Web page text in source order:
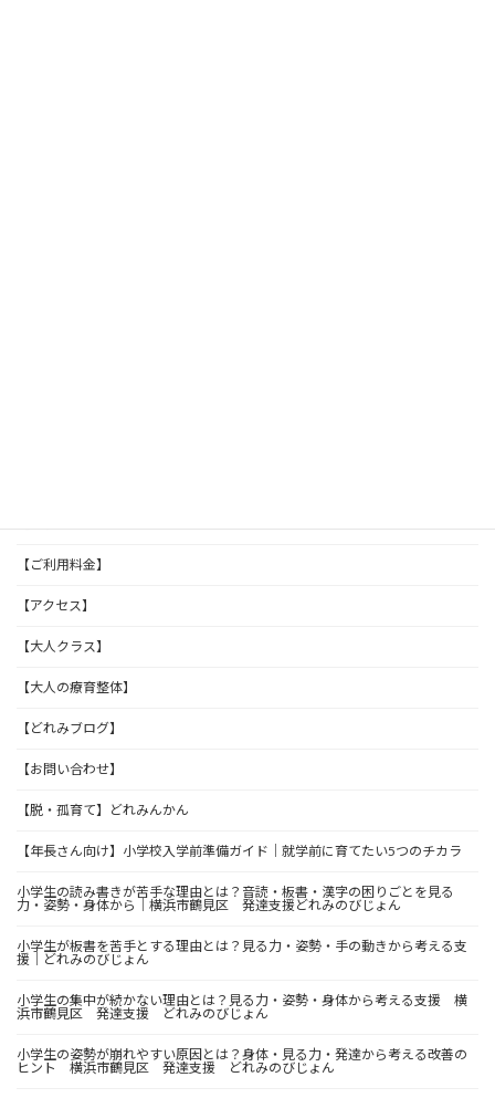
【ご利用料金】
【アクセス】
【大人クラス】
【大人の療育整体】
【どれみブログ】
【お問い合わせ】
【脱・孤育て】どれみんかん
【年長さん向け】小学校入学前準備ガイド｜就学前に育てたい5つのチカラ
小学生の読み書きが苦手な理由とは？音読・板書・漢字の困りごとを見る
力・姿勢・身体から｜横浜市鶴見区 発達支援どれみのびじょん
小学生が板書を苦手とする理由とは？見る力・姿勢・手の動きから考える支
援｜どれみのびじょん
小学生の集中が続かない理由とは？見る力・姿勢・身体から考える支援 横
浜市鶴見区 発達支援 どれみのびじょん
小学生の姿勢が崩れやすい原因とは？身体・見る力・発達から考える改善の
ヒント 横浜市鶴見区 発達支援 どれみのびじょん